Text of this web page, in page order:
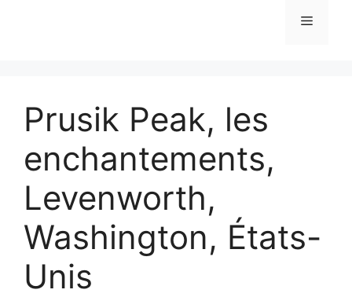
Menu
Prusik Peak, les
enchantements,
Levenworth,
Washington, États-
Unis